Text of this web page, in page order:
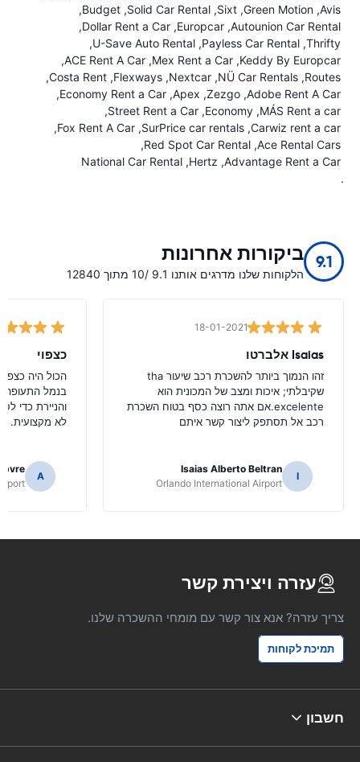
Avis
Green Motion
Sixt
Solid Car Rental
Budget
Autounion Car Rental
Europcar
Dollar Rent a Car
Thrifty
Payless Car Rental
U-Save Auto Rental
Keddy By Europcar
Mex Rent a Car
ACE Rent A Car
Routes
NÜ Car Rentals
Nextcar
Flexways
Costa Rent
Adobe Rent A Car
Zezgo
Apex
Economy Rent a Car
MÁS Rent a car
Economy
Street Rent a Car
Carwiz rent a car
SurPrice car rentals
Fox Rent A Car
Ace Rental Cars
Red Spot Car Rental
Advantage Rent a Car
Hertz
National Car Rental
.
9.1 ביקורות אחרונות
הלקוחות שלנו מדרגים אותנו 9.1 /10 מתוך 12840
18-01-2021
Isaias אלברטו
זהו הנמוך ביותר להשכרת רכב שיעור tha
שקיבלתי; איכות ומצב של המכונית הוא
excelente.אם אתה רוצה כסף בטוח השכרת
רכב אל תסתפק ליצור קשר איתם
I
Isaias Alberto Beltran
Orlando International Airport
כצפוי
הכול היה
בנמל התעופה
והניירת כדי
לא מקצועית.
A
עזרה ויצירת קשר
צריך עזרה? אנא צור קשר עם מומחי ההשכרה שלנו.
תמיכת לקוחות
חשבון